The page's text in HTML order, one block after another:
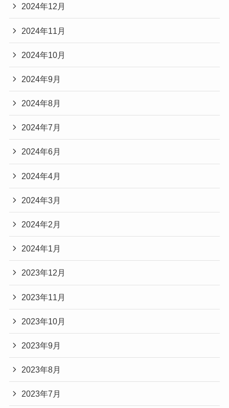
2024年12月
2024年11月
2024年10月
2024年9月
2024年8月
2024年7月
2024年6月
2024年4月
2024年3月
2024年2月
2024年1月
2023年12月
2023年11月
2023年10月
2023年9月
2023年8月
2023年7月